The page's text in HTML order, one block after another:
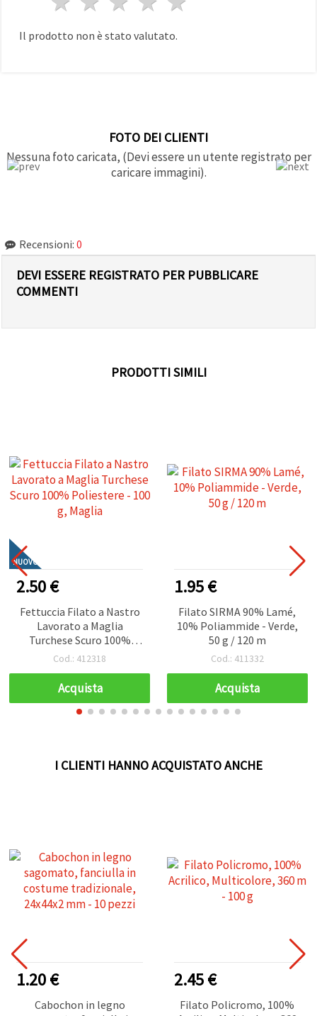
Il prodotto non è stato valutato.
FOTO DEI CLIENTI
Nessuna foto caricata, (Devi essere un utente registrato per
caricare immagini).
Recensioni: 0
DEVI ESSERE REGISTRATO PER PUBBLICARE
COMMENTI
PRODOTTI SIMILI
NUOVO
2.50 €
Fettuccia Filato a Nastro
Lavorato a Maglia
Turchese Scuro 100%
Poliestere - 100 g, Maglia
Cod.: 412318
Acquista
1.95 €
Filato SIRMA 90% Lamé,
10% Poliammide - Verde,
50 g / 120 m
Cod.: 411332
Acquista
I CLIENTI HANNO ACQUISTATO ANCHE
1.20 €
Cabochon in legno
2.45 €
Filato Policromo, 100%